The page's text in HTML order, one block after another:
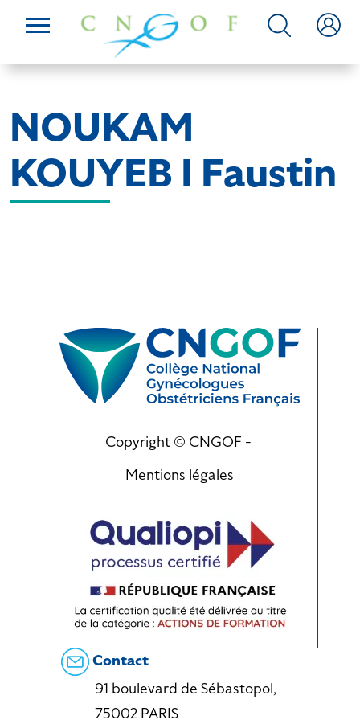
NOUKAM
KOUYEB I Faustin
Copyright © CNGOF -
Mentions légales
Contact
91 boulevard de Sébastopol,
75002 PARIS